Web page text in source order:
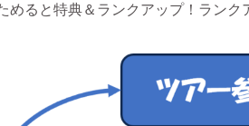
めると特典＆ランクアップ！ランク